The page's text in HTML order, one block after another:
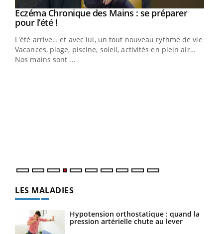
Youtube
Eczéma Chronique des Mains : se préparer
pour l’été !Youtube
L'été arrive… et avec lui, un tout nouveau rythme de vie !
Vacances, plage, piscine, soleil, activités en plein air…
Nos mains sont ...
LES MALADIES
Hypotension orthostatique : quand la
pression artérielle chute au lever